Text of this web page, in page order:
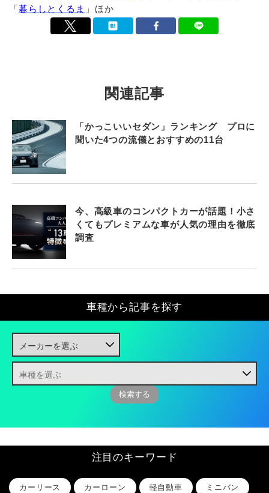
「暮らしとくるま 」ほか
関連記事
「かっこいいセダン」ランキング プロに
聞いた4つの流儀とおすすめの11台
今、高級車のコンパクトカーが話題！小さ
くてもプレミアムな車が人気の理由を徹底
調査
車種から記事を探す
注目のキーワード
カーリース カーローン 軽自動車 ミニバン